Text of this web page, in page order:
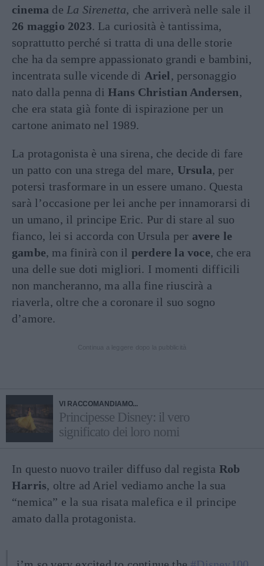
cinema de La Sirenetta, che arriverà nelle sale il
26 maggio 2023. La curiosità è tantissima,
soprattutto perché si tratta di una delle storie
che ha da sempre appassionato grandi e bambini,
incentrata sulle vicende di Ariel, personaggio
nato dalla penna di Hans Christian Andersen,
che era stata già fonte di ispirazione per un
cartone animato nel 1989.
La protagonista è una sirena, che decide di fare
un patto con una strega del mare, Ursula, per
potersi trasformare in un essere umano. Questa
sarà l’occasione per lei anche per innamorarsi di
un umano, il principe Eric. Pur di stare al suo
fianco, lei si accorda con Ursula per avere le
gambe, ma finirà con il perdere la voce, che era
una delle sue doti migliori. I momenti difficili
non mancheranno, ma alla fine riuscirà a
riaverla, oltre che a coronare il suo sogno
d’amore.
VI RACCOMANDIAMO...
Principesse Disney: il vero
significato dei loro nomi
In questo nuovo trailer diffuso dal regista Rob
Harris, oltre ad Ariel vediamo anche la sua
“nemica” e la sua risata malefica e il principe
amato dalla protagonista.